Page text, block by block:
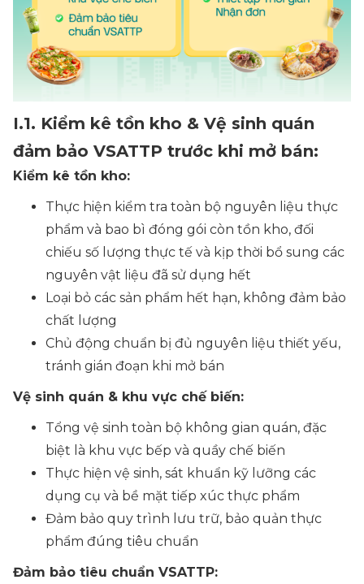
I.1. Kiểm kê tồn kho & Vệ sinh quán
đảm bảo VSATTP trước khi mở bán:
Kiểm kê tồn kho:
Thực hiện kiểm tra toàn bộ nguyên liệu thực
phẩm và bao bì đóng gói còn tồn kho, đối
chiếu số lượng thực tế và kịp thời bổ sung các
nguyên vật liệu đã sử dụng hết
Loại bỏ các sản phẩm hết hạn, không đảm bảo
chất lượng
Chủ động chuẩn bị đủ nguyên liệu thiết yếu,
tránh gián đoạn khi mở bán
Vệ sinh quán & khu vực chế biến:
Tổng vệ sinh toàn bộ không gian quán, đặc
biệt là khu vực bếp và quầy chế biến
Thực hiện vệ sinh, sát khuẩn kỹ lưỡng các
dụng cụ và bề mặt tiếp xúc thực phẩm
Đảm bảo quy trình lưu trữ, bảo quản thực
phẩm đúng tiêu chuẩn
Đảm bảo tiêu chuẩn VSATTP: